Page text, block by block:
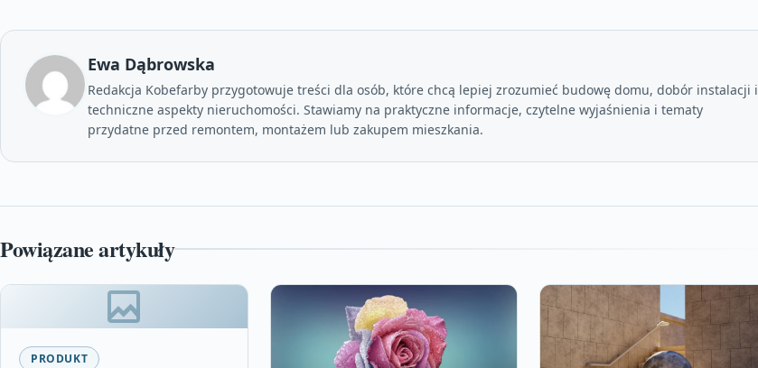
Ewa Dąbrowska
Redakcja Kobefarby przygotowuje treści dla osób, które chcą lepiej zrozumieć budowę domu, dobór instalacji i
techniczne aspekty nieruchomości. Stawiamy na praktyczne informacje, czytelne wyjaśnienia i tematy
przydatne przed remontem, montażem lub zakupem mieszkania.
Powiązane artykuły
PRODUKT